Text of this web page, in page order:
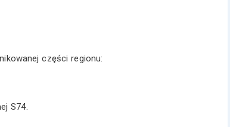
części regionu:
S74.